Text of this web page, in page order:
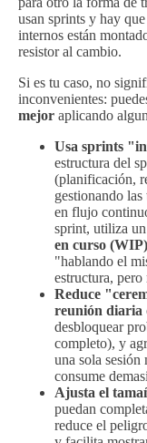
usan sprints y hay
internos están
resistor al cambio.
Si es tu caso, no
inconvenientes:
mejor aplicando
Usa sprints
estructura del
(planificación,
gestionando las
en flujo
sprint, utiliza
en curso (WIP)
"hablando el
estructura, pero
Reduce
reunión diaria
desbloquear
completo), y
una sola sesión
consume
Ajusta el
puedan
reduce el